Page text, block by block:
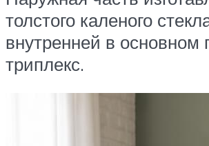
толстого каленого
внутренней в
триплекс.